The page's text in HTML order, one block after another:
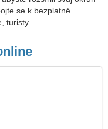
se k bezplatné
turisty.